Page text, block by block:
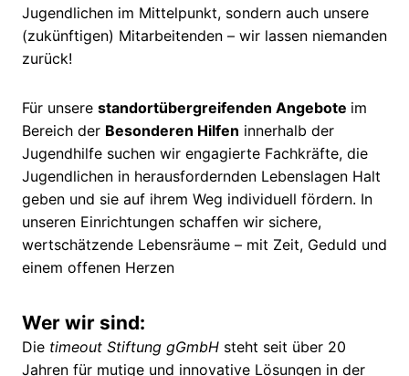
Jugendlichen im Mittelpunkt, sondern auch unsere
(zukünftigen) Mitarbeitenden – wir lassen niemanden
zurück!
Für unsere standortübergreifenden Angebote im
Bereich der Besonderen Hilfen innerhalb der
Jugendhilfe suchen wir engagierte Fachkräfte, die
Jugendlichen in herausfordernden Lebenslagen Halt
geben und sie auf ihrem Weg individuell fördern. In
unseren Einrichtungen schaffen wir sichere,
wertschätzende Lebensräume – mit Zeit, Geduld und
einem offenen Herzen
Wer wir sind:
Die timeout Stiftung gGmbH steht seit über 20
Jahren für mutige und innovative Lösungen in der